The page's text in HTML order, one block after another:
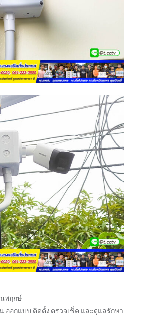
พฤกษ์
ออกแบบ ติดตั้ง ตรวจเช็ค และดูแลรักษา